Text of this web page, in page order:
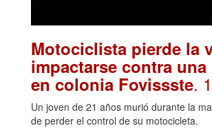
Motociclista pierde la
impactarse contra una
en colonia Fovissste.
Un joven de 21 años murió durante la
de perder el control de su motocicleta.